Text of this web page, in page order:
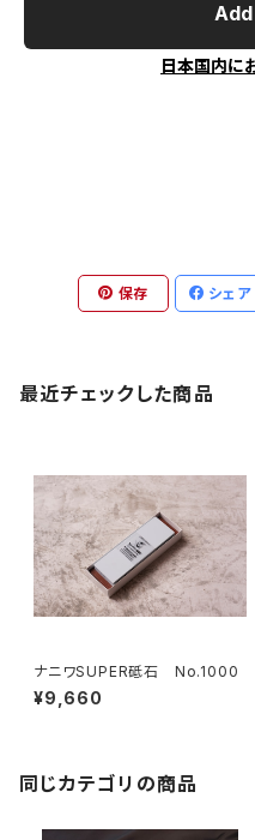
日本国内に
保存 シェア
最近チェックした商品
ナニワSUPER砥石 No.1000
¥9,660
同じカテゴリの商品